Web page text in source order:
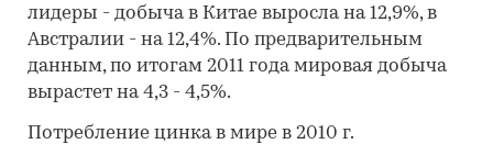
лидеры - добыча в Китае выросла на 12,9%, в
Австралии - на 12,4%. По предварительным
данным, по итогам 2011 года мировая добыча
вырастет на 4,3 - 4,5%.
Потребление цинка в мире в 2010 г.